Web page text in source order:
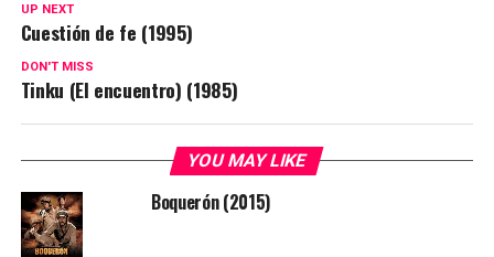
UP NEXT
Cuestión de fe (1995)
DON'T MISS
Tinku (El encuentro) (1985)
YOU MAY LIKE
Boquerón (2015)